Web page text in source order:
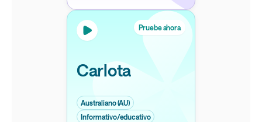
Pruebe ahora
Carlota
Australiano (AU)
Informativo/educativo